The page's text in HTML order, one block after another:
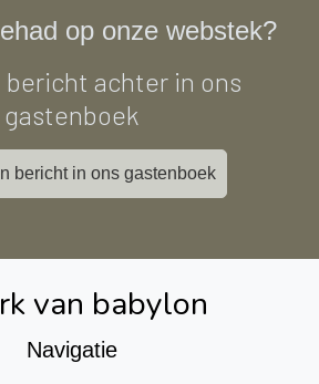
op onze webstek?
bericht achter in ons
gastenboek
bericht in ons gastenboek
Navigatie